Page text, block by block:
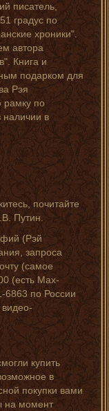
писатель,
градус по
хроники".
автора
Книга и
подарком для
Рэя
по
наличии в
почитайте
Путин.
(Рэй
запроса
(самое
(есть Мах-
6863 по России
видео-
купить
в
покупки вами
на момент